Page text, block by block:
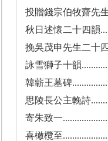
投贈錢宗伯牧齋先
秋日述懷二十四韻
挽吳茂申先生二十四
詠雪獅子十韻
韓蘄王墓碑
思陵長公主輓詩
寄朱致一
喜橄欖至